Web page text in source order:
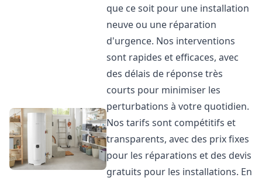
que ce soit pour une installation
neuve ou une réparation
d'urgence. Nos interventions
sont rapides et efficaces, avec
des délais de réponse très
courts pour minimiser les
perturbations à votre quotidien.
Nos tarifs sont compétitifs et
transparents, avec des prix fixes
pour les réparations et des devis
gratuits pour les installations. En